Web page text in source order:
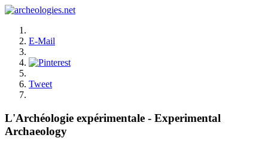
E-Mail
Tweet
L'Archéologie expérimentale - Experimental
Archaeology